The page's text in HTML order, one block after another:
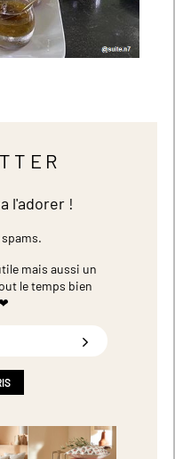
l'adorer !
mais aussi un
le temps bien